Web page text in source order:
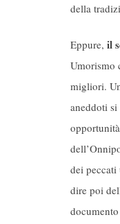
della
Eppure, il
Umorismo
migliori.
aneddoti
dei
dire poi